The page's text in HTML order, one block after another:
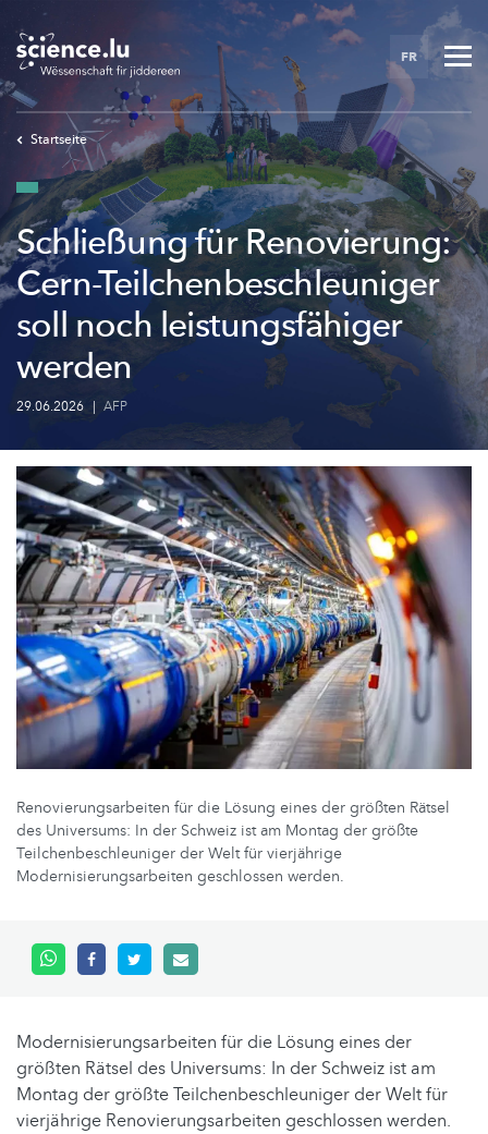
main
content
FR
Startseite
Schließung für Renovierung:
Cern-Teilchenbeschleuniger
soll noch leistungsfähiger
werden
29.06.2026 | AFP
Renovierungsarbeiten für die Lösung eines der größten Rätsel
des Universums: In der Schweiz ist am Montag der größte
Teilchenbeschleuniger der Welt für vierjährige
Modernisierungsarbeiten geschlossen werden.
Modernisierungsarbeiten für die Lösung eines der
größten Rätsel des Universums: In der Schweiz ist am
Montag der größte Teilchenbeschleuniger der Welt für
vierjährige Renovierungsarbeiten geschlossen werden.